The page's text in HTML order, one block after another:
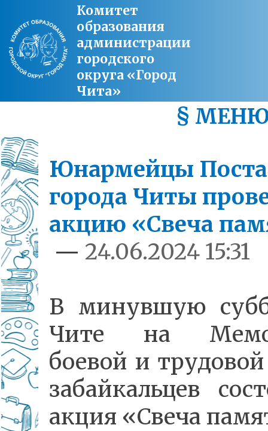
Комитет
образования
администрации
городского
округа «Город
Чита»
§
Юнармейцы
города Читы
акцию «Свеча
— 24.06.2024 15:31
В минувшую
Чите на
боевой и
забайкальцев
акция «Свеча